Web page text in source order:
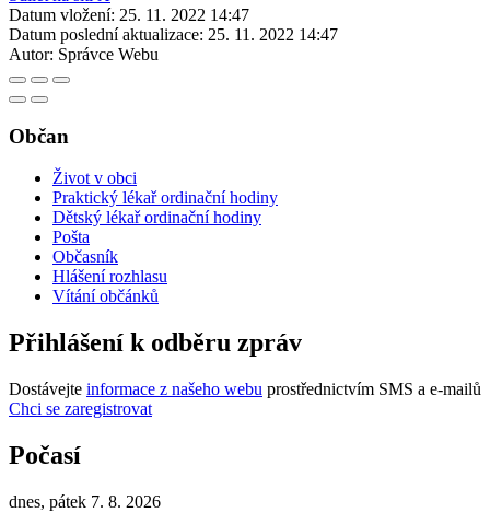
Datum vložení: 25. 11. 2022 14:47
Datum poslední aktualizace: 25. 11. 2022 14:47
Autor: Správce Webu
Občan
Život v obci
Praktický lékař ordinační hodiny
Dětský lékař ordinační hodiny
Pošta
Občasník
Hlášení rozhlasu
Vítání občánků
Přihlášení k odběru zpráv
Dostávejte informace z našeho webu prostřednictvím SMS a e-mailů
Chci se zaregistrovat
Počasí
dnes, pátek 7. 8. 2026